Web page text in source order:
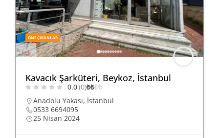
ÖNE ÇIKANLAR
Kavacık Şarküteri, Beykoz, İstanbul
0.0(0)₺₺₺₺
Anadolu Yakası, İstanbul
0533 6694095
25 Nisan 2024